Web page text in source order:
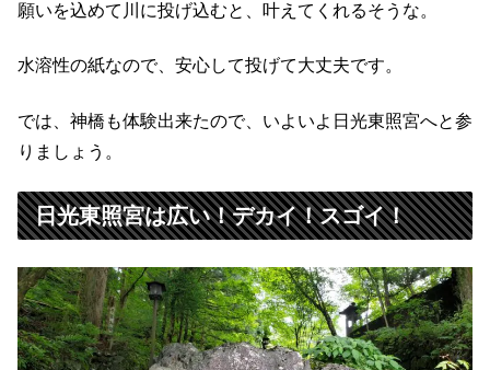
願いを込めて川に投げ込むと、叶えてくれるそうな。
水溶性の紙なので、安心して投げて大丈夫です。
では、神橋も体験出来たので、いよいよ日光東照宮へと参
りましょう。
日光東照宮は広い！デカイ！スゴイ！